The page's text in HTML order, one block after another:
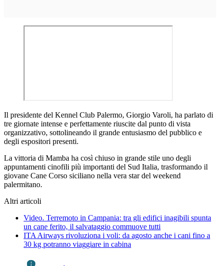
Il presidente del Kennel Club Palermo, Giorgio Varoli, ha parlato di
tre giornate intense e perfettamente riuscite dal punto di vista
organizzativo, sottolineando il grande entusiasmo del pubblico e
degli espositori presenti.
La vittoria di Mamba ha così chiuso in grande stile uno degli
appuntamenti cinofili più importanti del Sud Italia, trasformando il
giovane Cane Corso siciliano nella vera star del weekend
palermitano.
Altri articoli
Video. Terremoto in Campania: tra gli edifici inagibili spunta
un cane ferito, il salvataggio commuove tutti
ITA Airways rivoluziona i voli: da agosto anche i cani fino a
30 kg potranno viaggiare in cabina